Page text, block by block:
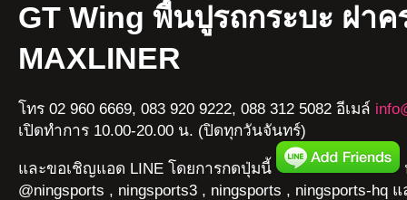
GT Wing พื้นปูรถกระบะ ฝาค
MAXLINER
โทร 02 960 6669, 083 920 9222, 088 312 5082 อีเมล์
เปิดทำการ 10.00-20.00 น. (ปิดทุกวันจันทร์)
และขอเชิญแอด LINE โดยการกดปุ่มนี้
@ningsports , ningsports3 , ningsports , ningsports-hq